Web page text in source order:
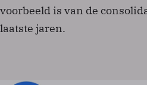
voorbeeld is van de
laatste jaren.